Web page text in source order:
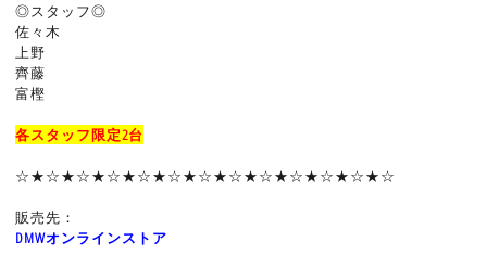
◎スタッフ◎
佐々木
上野
齊藤
富樫
各スタッフ限定2台
☆★☆★☆★☆★☆★☆★☆★☆★☆★☆★☆★☆★☆
販売先：
DMWオンラインストア